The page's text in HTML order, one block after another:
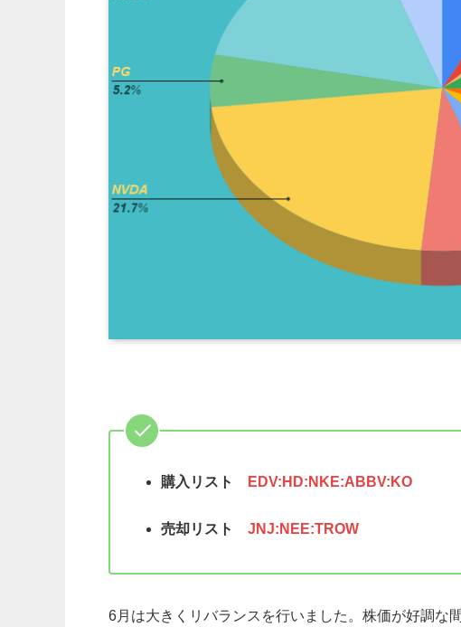
購入リスト EDV:HD:NKE:ABBV:KO
売却リスト JNJ:NEE:TROW
6月は大きくリバランスを行いました。株価が好調な